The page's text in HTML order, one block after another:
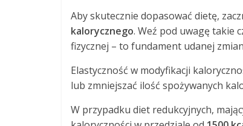
Aby skutecznie dopasować dietę,
kalorycznego. Weź pod uwagę takie
fizycznej – to fundament udanej
Elastyczność w modyfikacji
lub zmniejszać ilość spożywanych
W przypadku diet redukcyjnych,